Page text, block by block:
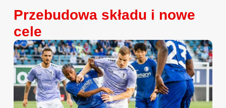
Przebudowa składu i nowe
cele